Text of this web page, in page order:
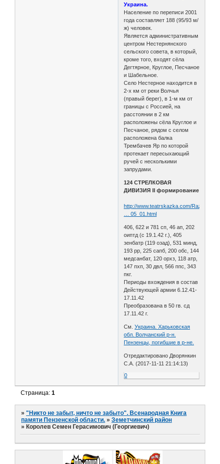
Украина.
Население по переписи 2001
года составляет 188 (95/93 м/
ж) человек.
Является административным
центром Нестернянского
сельского совета, в который,
кроме того, входят сёла
Дегтярное, Круглое, Песчаное
и Шабельное.
Село Нестерное находится в
2-х км от реки Волчья
(правый берег), в 1-м км от
границы с Россией, на
расстоянии в 2 км
расположены сёла Круглое и
Песчаное, рядом с селом
расположена балка
Трембачев Яр по которой
протекает пересыхающий
ручей с несколькими
запрудами.
124 СТРЕЛКОВАЯ
ДИВИЗИЯ II формирование
http://www.teatrskazka.com/Raznoe/
… 05_01.html
406, 622 и 781 сп, 46 ап, 202
оиптд (с 19.1.42 г.), 405
зенбатр (119 озад), 531 минд,
193 рр, 225 сапб, 200 обс, 144
медсанбат, 120 орхз, 118 атр,
147 пхп, 30 двл, 566 ппс, 343
пкг.
Периоды вхождения в состав
Действующей армии 6.12.41-
17.11.42
Преобразована в 50 гв. сд
17.11.42 г.
См.Украина. Харьковская
обл. Волчанский р-н.
Пензенцы, погибшие в р-не.
Отредактировано Дворянкин
С.А. (2017-11-11 21:14:13)
0
Страница:1
»"Никто не забыт, ничто не забыто". Всенародная Книга
памяти Пензенской области. »Земетчинский район
» Королев Семен Герасимович (Георгиевич)